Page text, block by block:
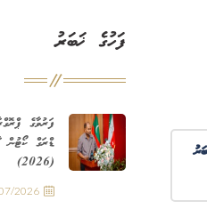
ފަހުގެ ޚަބަރު
ފަރުވާގެ
ޑްރަގް ކޯޓުން
(2026)
2026